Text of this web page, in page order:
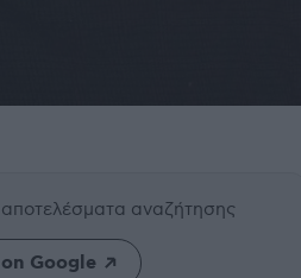
αναζήτησης
Google